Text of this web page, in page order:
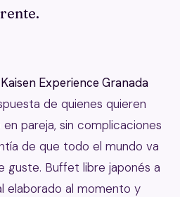
Kaisen Experience Granada
de quienes quieren
pareja, sin complicaciones
de que todo el mundo va
guste. Buffet libre japonés a
elaborado al momento y